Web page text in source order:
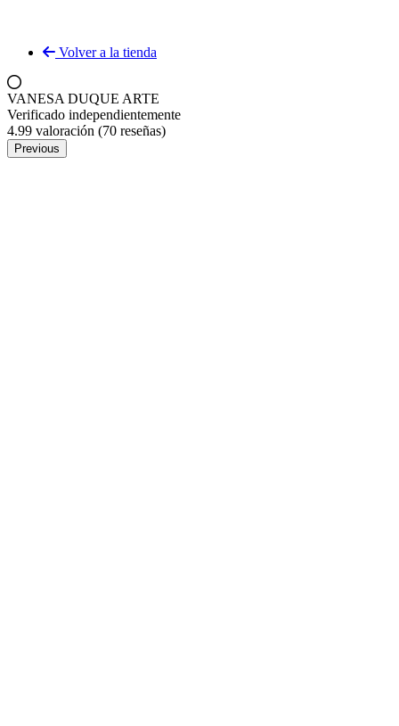
Volver a la tienda
VANESA DUQUE ARTE
Verificado independientemente
4.99 valoración (70 reseñas)
Previous